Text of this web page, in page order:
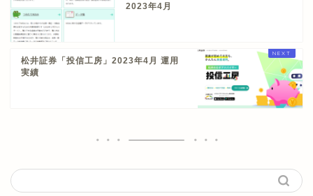
2023年4月
松井証券「投信工房」2023年4月 運用
実績